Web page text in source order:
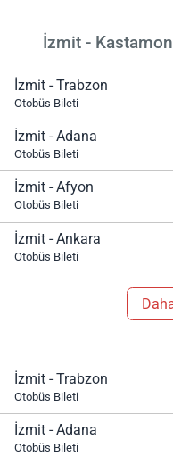
İzmit -
İzmit - Trabzon
Otobüs Bileti
İzmit - Adana
Otobüs Bileti
İzmit - Afyon
Otobüs Bileti
İzmit - Ankara
Otobüs Bileti
İzmit - Trabzon
Otobüs Bileti
İzmit - Adana
Otobüs Bileti